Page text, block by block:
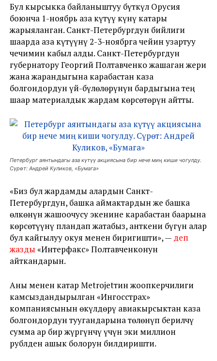
Бул кырсыкка байланыштуу бүткүл Орусия
боюнча 1-ноябрь аза күтүү күнү катары
жарыяланган. Санкт-Петербургдун бийлиги
шаарда аза күтүүнү 2-3-ноябрга чейин узартуу
чечимин кабыл алды. Санкт-Петербургдун
губернатору Георгий Полтавченко жашаган жери
жана жарандыгына карабастан каза
болгондордун үй-бүлөлөрүнүн бардыгына тең
шаар материалдык жардам көрсөтөрүн айтты.
Петербург аянтындагы аза күтүү акциясына бир нече миң киши чогулду.
Сүрөт: Андрей Куликов, «Бумага»
«Биз бул жардамды алардын Санкт-
Петербургдун, башка аймактардын же башка
өлкөнүн жашоочусу экенине карабастан баарына
көрсөтүүнү пландап жатабыз, анткени бүгүн алар
бул кайгылуу окуя менен биригишти», — деп
жазды «Интерфакс» Полтавченконун
айткандарын.
Аны менен катар Metrojetтин жоопкерчилиги
камсыздандырылган «Ингосстрах»
компаниясынын өкүлдөрү авиакырсыктан каза
болгондордун туугандарына төлөнүп берилчү
сумма ар бир жүргүнчү үчүн эки миллион
рублден ашык болорун билдиришти.